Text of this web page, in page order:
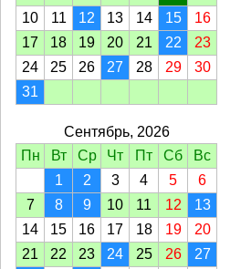
10
11 12 13 14 15
16
17
18 19 20 21 22
23
24
25 26 27 28 29
30
31
Сентябрь, 2026
Пн
Вт Ср Чт Пт Сб
Вс
1
2 3 4 5
6
7
8 9 10 11 12
13
14
15 16 17 18 19
20
21
22 23 24 25 26
27